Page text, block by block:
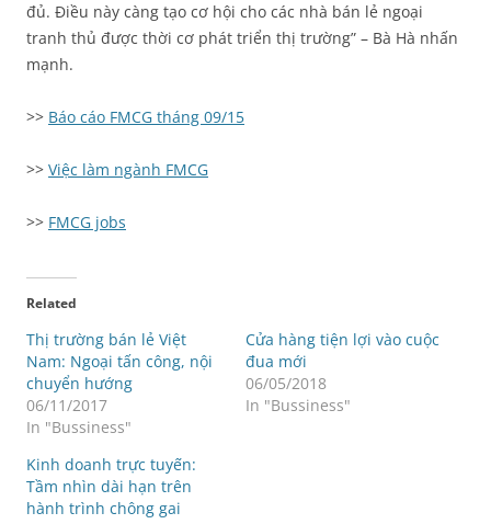
đủ. Điều này càng tạo cơ hội cho các nhà bán lẻ ngoại
tranh thủ được thời cơ phát triển thị trường” – Bà Hà nhấn
mạnh.
>> Báo cáo FMCG tháng 09/15
>> Việc làm ngành FMCG
>> FMCG jobs
Related
Thị trường bán lẻ Việt
Nam: Ngoại tấn công, nội
chuyển hướng
06/11/2017
In "Bussiness"
Cửa hàng tiện lợi vào cuộc
đua mới
06/05/2018
In "Bussiness"
Kinh doanh trực tuyến:
Tầm nhìn dài hạn trên
hành trình chông gai